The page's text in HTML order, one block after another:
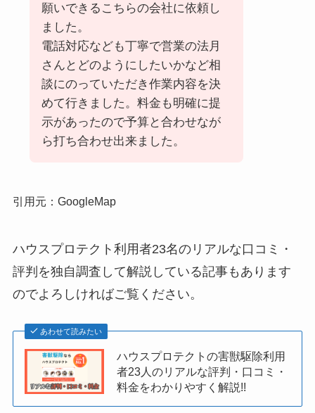
願いできるこちらの会社に依頼し
ました。
電話対応なども丁寧で営業の法月
さんとどのようにしたいかなど相
談にのっていただき作業内容を決
めて行きました。料金も明確に提
示があったので予算と合わせなが
ら打ち合わせ出来ました。
引用元：GoogleMap
ハウスプロテクト利用者23名のリアルな口コミ・
評判を独自調査して解説している記事もあります
のでよろしければご覧ください。
あわせて読みたい
ハウスプロテクトの害獣駆除利用
者23人のリアルな評判・口コミ・
料金をわかりやすく解説!!